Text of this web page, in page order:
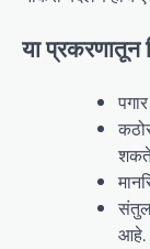
या प्रकरणातून
आहे.